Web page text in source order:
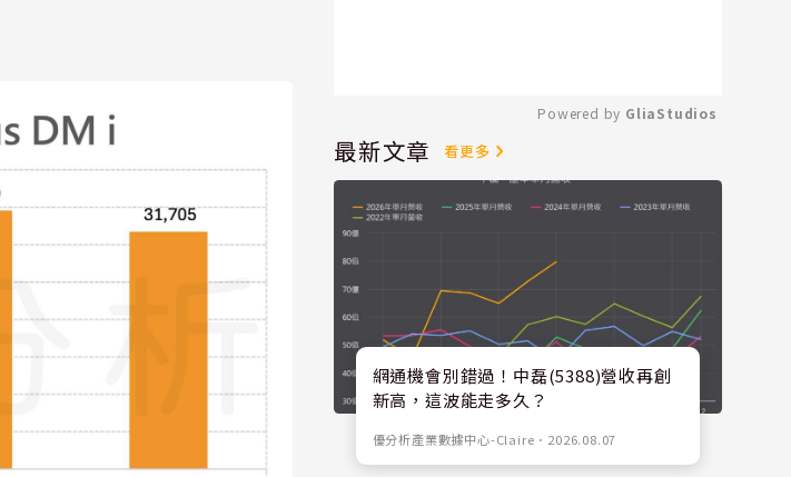
Mute
Powered by GliaStudios
最新文章 看更多
網通機會別錯過！中磊(5388)營收再創
新高，這波能走多久？
優分析產業數據中心-Claire ． 2026.08.07